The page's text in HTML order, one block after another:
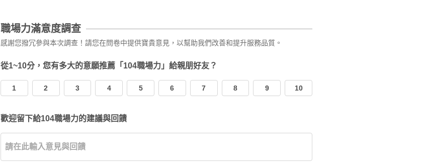
職場力滿意度調查
感謝您撥冗參與本次調查！請您在問卷中提供寶貴意見，以幫助我們改善和提升服務品質。
從1~10分，您有多大的意願推薦「104職場力」給親朋好友？
1 2 3 4 5 6 7 8 9 10
歡迎留下給104職場力的建議與回饋